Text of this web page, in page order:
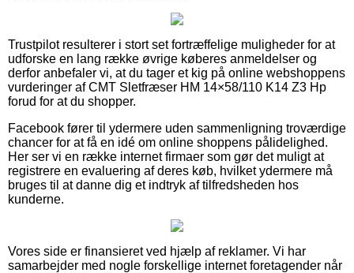
Trustpilot resulterer i stort set fortræffelige muligheder for at
udforske en lang række øvrige køberes anmeldelser og
derfor anbefaler vi, at du tager et kig på online webshoppens
vurderinger af CMT Sletfræser HM 14×58/110 K14 Z3 Hp
forud for at du shopper.
Facebook fører til ydermere uden sammenligning troværdige
chancer for at få en idé om online shoppens pålidelighed.
Her ser vi en række internet firmaer som gør det muligt at
registrere en evaluering af deres køb, hvilket ydermere må
bruges til at danne dig et indtryk af tilfredsheden hos
kunderne.
Vores side er finansieret ved hjælp af reklamer. Vi har
samarbejder med nogle forskellige internet foretagender når